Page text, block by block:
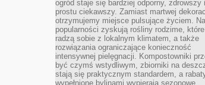
ogród staje się bardziej odporny, zdrowszy
prostu ciekawszy. Zamiast martwej
otrzymujemy miejsce pulsujące życiem. Na
popularności zyskują rośliny rodzime,
radzą sobie z lokalnym klimatem, a także
rozwiązania ograniczające konieczność
intensywnej pielęgnacji. Kompostowniki
być czymś wstydliwym, zbiorniki na
stają się praktycznym standardem, a
wypełnione bylinami wypierają sezonowe